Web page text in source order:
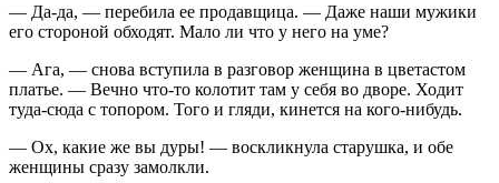
— Да-да, — перебила ее продавщица. — Даже наши мужики
его стороной обходят. Мало ли что у него на уме?
— Ага, — снова вступила в разговор женщина в цветастом
платье. — Вечно что-то колотит там у себя во дворе. Ходит
туда-сюда с топором. Того и гляди, кинется на кого-нибудь.
— Ох, какие же вы дуры! — воскликнула старушка, и обе
женщины сразу замолкли.